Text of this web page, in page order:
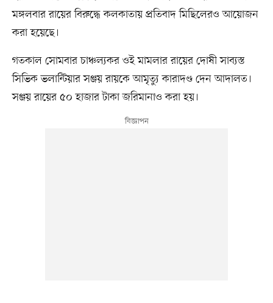
মঙ্গলবার রায়ের বিরুদ্ধে কলকাতায় প্রতিবাদ মিছিলেরও আয়োজন
করা হয়েছে।
গতকাল সোমবার চাঞ্চল্যকর ওই মামলার রায়ের দোষী সাব্যস্ত
সিভিক ভলান্টিয়ার সঞ্জয় রায়কে আমৃত্যু কারাদণ্ড দেন আদালত।
সঞ্জয় রায়ের ৫০ হাজার টাকা জরিমানাও করা হয়।